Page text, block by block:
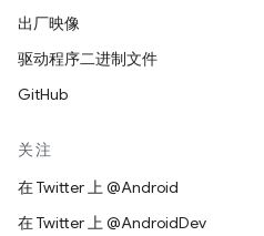
出厂映像
驱动程序二进制文件
GitHub
关注
在 Twitter 上 @Android
在 Twitter 上 @AndroidDev